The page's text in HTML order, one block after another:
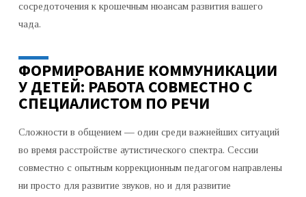
сосредоточения к крошечным нюансам развития вашего
чада.
ФОРМИРОВАНИЕ КОММУНИКАЦИИ
У ДЕТЕЙ: РАБОТА СОВМЕСТНО С
СПЕЦИАЛИСТОМ ПО РЕЧИ
Сложности в общением — один среди важнейших ситуаций
во время расстройстве аутистического спектра. Сессии
совместно с опытным коррекционным педагогом направлены
ни просто для развитие звуков, но и для развитие